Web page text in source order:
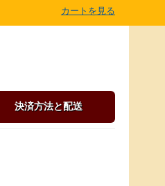
カートを見る
決済方法と配送